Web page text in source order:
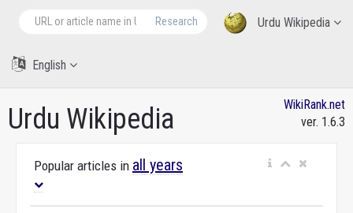
Urdu Wikipedia
Research
English
Urdu Wikipedia
WikiRank.net
ver. 1.6.3
Popular articles in all years